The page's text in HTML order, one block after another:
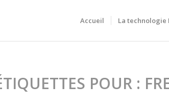
Accueil La technologie
POUR :